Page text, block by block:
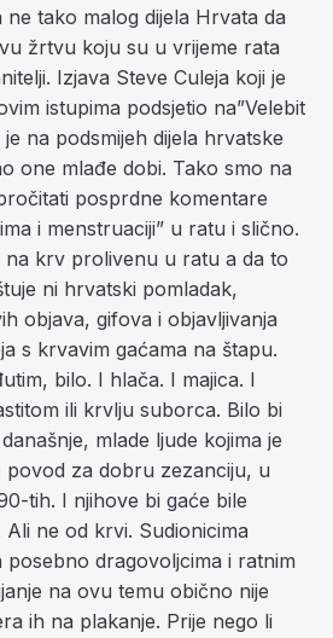
tako malog dijela Hrvata da
žrtvu koju su u vrijeme rata
Izjava Steve Culeja koji je
istupima podsjetio na”Velebit
na podsmijeh dijela hrvatske
one mlađe dobi. Tako smo na
posprdne komentare
i menstruaciji” u ratu i slično.
na krv prolivenu u ratu a da to
ni hrvatski pomladak,
objava, gifova i objavljivanja
s krvavim gaćama na štapu.
bilo. I hlača. I majica. I
ili krvlju suborca. Bilo bi
mlade ljude kojima je
za dobru zezanciju, u
tih. I njihove bi gaće bile
ne od krvi. Sudionicima
dragovoljcima i ratnim
na ovu temu obično nije
ih na plakanje. Prije nego li